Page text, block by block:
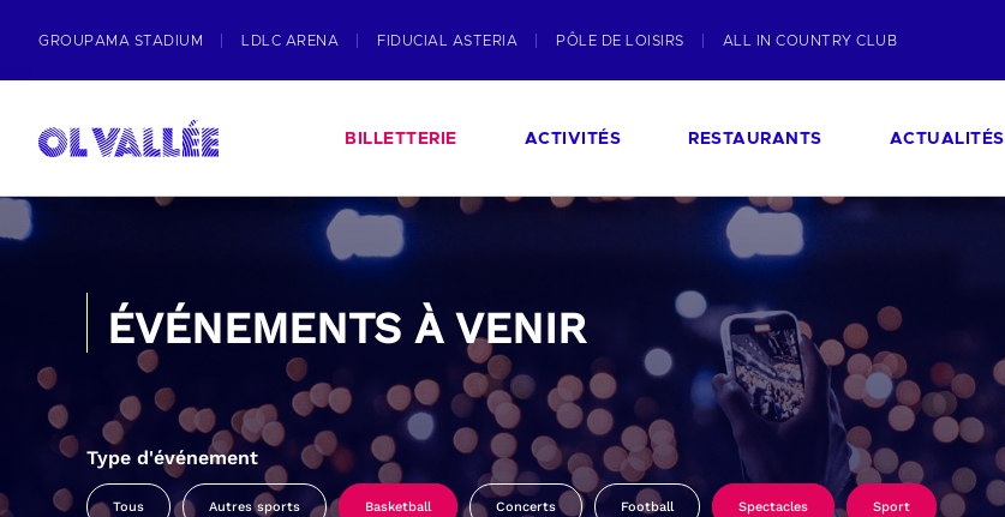
GROUPAMA STADIUM LDLC ARENA FIDUCIAL ASTERIA PÔLE DE LOISIRS ALL IN COUNTRY CLUB
BILLETTERIE ACTIVITÉS RESTAURANTS ACTUALITÉS
ÉVÉNEMENTS À VENIR
Type d'événement
Tous Autres sports Basketball Concerts Football Spectacles Sport